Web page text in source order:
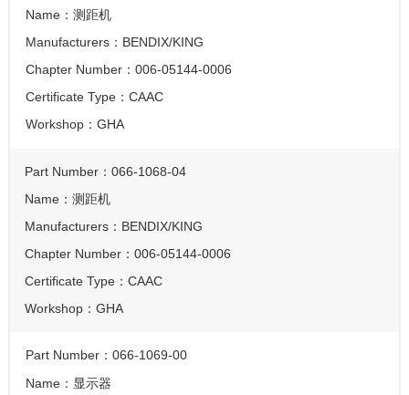
Name： 测距机
Manufacturers： BENDIX/KING
Chapter Number： 006-05144-0006
Certificate Type： CAAC
Workshop： GHA
Part Number：066-1068-04
Name：测距机
Manufacturers： BENDIX/KING
Chapter Number：006-05144-0006
Certificate Type：CAAC
Workshop：GHA
Part Number： 066-1069-00
Name： 显示器